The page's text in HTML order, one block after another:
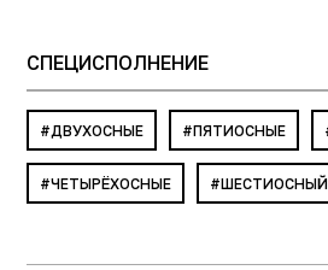
СПЕЦИСПОЛНЕНИЕ
ДВУХОСНЫЕ ПЯТИОСНЫЕ
ЧЕТЫРЁХОСНЫЕ ШЕСТИОСНЫЙ